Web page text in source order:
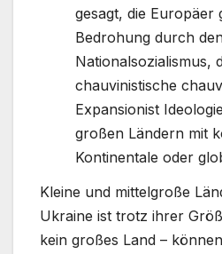
gesagt, die Europäer
Bedrohung durch
Nationalsozialismus,
chauvinistische
Expansionist
großen Ländern mit
Kontinentale oder
Kleine und mittelgroße
Ukraine ist trotz ihrer
kein großes Land –